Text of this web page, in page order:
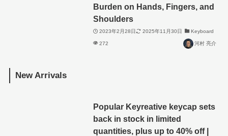
Burden on Hands, Fingers, and
Shoulders
2023年2月28日 2025年11月30日 Keyboard
272 河村 亮介
New Arrivals
Popular Keyreative keycap sets
back in stock in limited
quantities, plus up to 40% off |